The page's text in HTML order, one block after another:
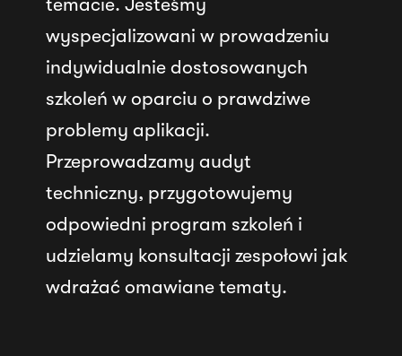
temacie. Jesteśmy
wyspecjalizowani w prowadzeniu
indywidualnie dostosowanych
szkoleń w oparciu o prawdziwe
problemy aplikacji.
Przeprowadzamy audyt
techniczny, przygotowujemy
odpowiedni program szkoleń i
udzielamy konsultacji zespołowi jak
wdrażać omawiane tematy.